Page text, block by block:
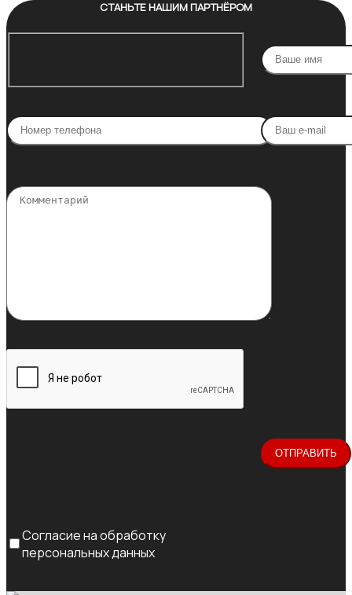
СТАНЬТЕ НАШИМ ПАРТНЁРОМ
Согласие на обработку
персональных данных